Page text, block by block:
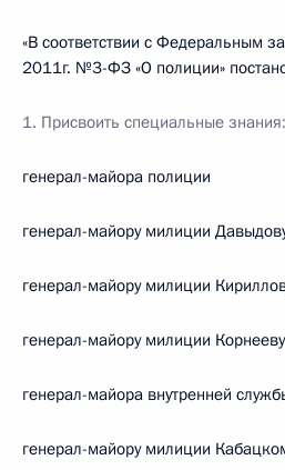
«В соответствии с Федеральным
2011г. №3-ФЗ «О полиции»
1. Присвоить специальные знания:
генерал-майора полиции
генерал-майору милиции
генерал-майору милиции
генерал-майору милиции
генерал-майора внутренней
генерал-майору милиции